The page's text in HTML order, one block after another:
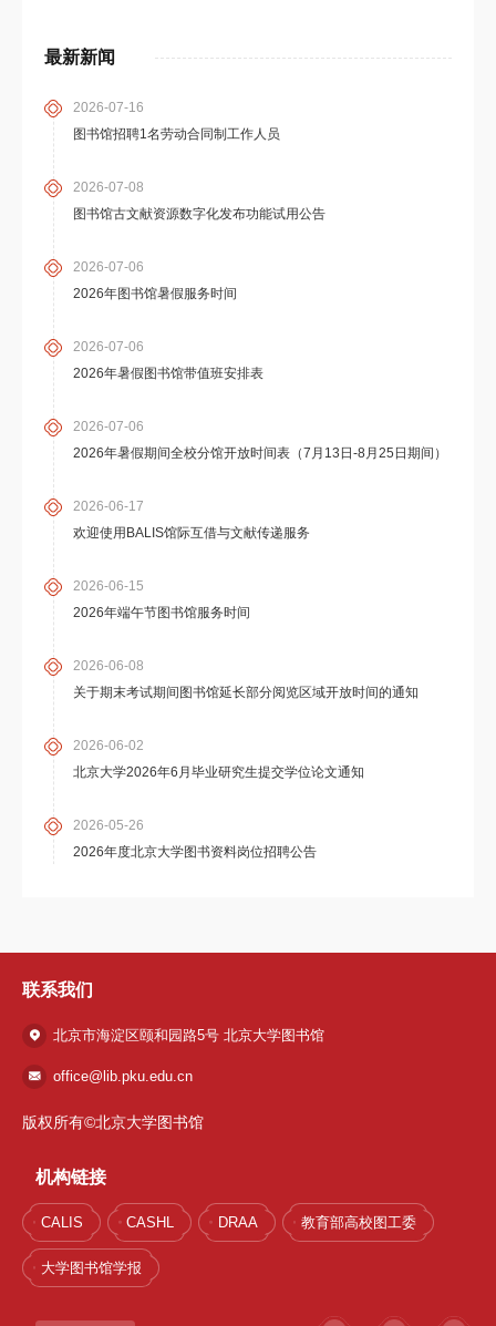
最新新闻
2026-07-16
图书馆招聘1名劳动合同制工作人员
2026-07-08
图书馆古文献资源数字化发布功能试用公告
2026-07-06
2026年图书馆暑假服务时间
2026-07-06
2026年暑假图书馆带值班安排表
2026-07-06
2026年暑假期间全校分馆开放时间表（7月13日-8月25日期间）
2026-06-17
欢迎使用BALIS馆际互借与文献传递服务
2026-06-15
2026年端午节图书馆服务时间
2026-06-08
关于期末考试期间图书馆延长部分阅览区域开放时间的通知
2026-06-02
北京大学2026年6月毕业研究生提交学位论文通知
2026-05-26
2026年度北京大学图书资料岗位招聘公告
联系我们
北京市海淀区颐和园路5号 北京大学图书馆
office@lib.pku.edu.cn
版权所有©北京大学图书馆
机构链接
CALIS CASHL DRAA 教育部高校图工委
大学图书馆学报